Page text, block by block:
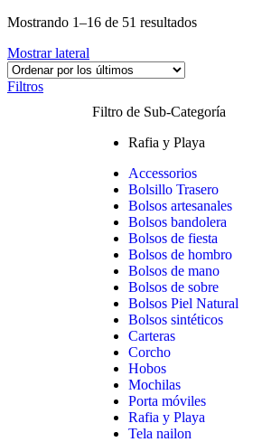
Mostrando 1–16 de 51 resultados
Mostrar lateral
Filtros
Filtro de Sub-Categoría
Rafia y Playa
Accessorios
Bolsillo Trasero
Bolsos artesanales
Bolsos bandolera
Bolsos de fiesta
Bolsos de hombro
Bolsos de mano
Bolsos de sobre
Bolsos Piel Natural
Bolsos sintéticos
Carteras
Corcho
Hobos
Mochilas
Porta móviles
Rafia y Playa
Tela nailon